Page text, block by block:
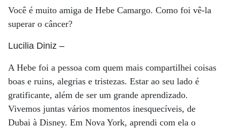
Você é muito amiga de Hebe Camargo. Como foi vê-la
superar o câncer?
Lucilia Diniz –
A Hebe foi a pessoa com quem mais compartilhei coisas
boas e ruins, alegrias e tristezas. Estar ao seu lado é
gratificante, além de ser um grande aprendizado.
Vivemos juntas vários momentos inesquecíveis, de
Dubai à Disney. Em Nova York, aprendi com ela o